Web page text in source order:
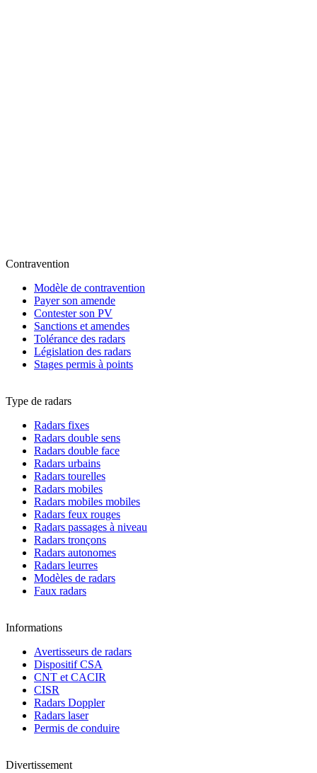
Contravention
Modèle de contravention
Payer son amende
Contester son PV
Sanctions et amendes
Tolérance des radars
Législation des radars
Stages permis à points
Type de radars
Radars fixes
Radars double sens
Radars double face
Radars urbains
Radars tourelles
Radars mobiles
Radars mobiles mobiles
Radars feux rouges
Radars passages à niveau
Radars tronçons
Radars autonomes
Radars leurres
Modèles de radars
Faux radars
Informations
Avertisseurs de radars
Dispositif CSA
CNT et CACIR
CISR
Radars Doppler
Radars laser
Permis de conduire
Divertissement